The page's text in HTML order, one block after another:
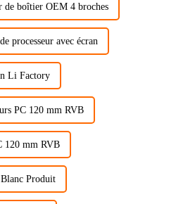
de boîtier OEM 4 broches
processeur avec écran
Li Factory
PC 120 mm RVB
120 mm RVB
Produit